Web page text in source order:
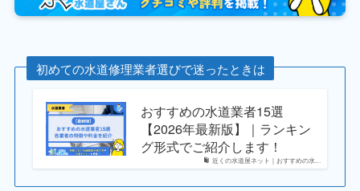
初めての水道修理業者選びで迷ったときは
近くの水道屋ネット｜おすすめの水...
おすすめの水道業者15選
【2026年最新版】｜ランキン
グ形式でご紹介します！